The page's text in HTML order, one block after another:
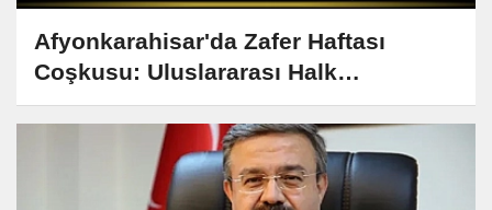
Afyonkarahisar'da Zafer Haftası
Coşkusu: Uluslararası Halk
Oyunlarıyla Renkli Gece